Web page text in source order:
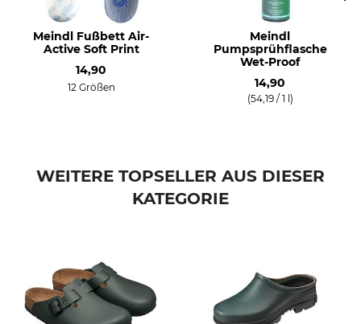
Jahreszeit
Frühling
Wasserdichtigkeit
wasserdicht
Schuhgröße (EU)
Meindl Fußbett Air-
Active Soft Print
14,90
12 Größen
Meindl
Pumpsprühflasche
Wet-Proof
14,90
(54,19 / 1 l)
WEITERE TOPSELLER AUS DIESER
KATEGORIE